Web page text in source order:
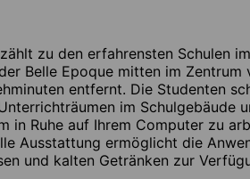
zu den erfahrensten Schulen
Belle Epoque mitten im
entfernt. Die Studenten
im Schulgebäude
in Ruhe auf Ihrem Computer zu
Ausstattung ermöglicht die
und kalten Getränken zur